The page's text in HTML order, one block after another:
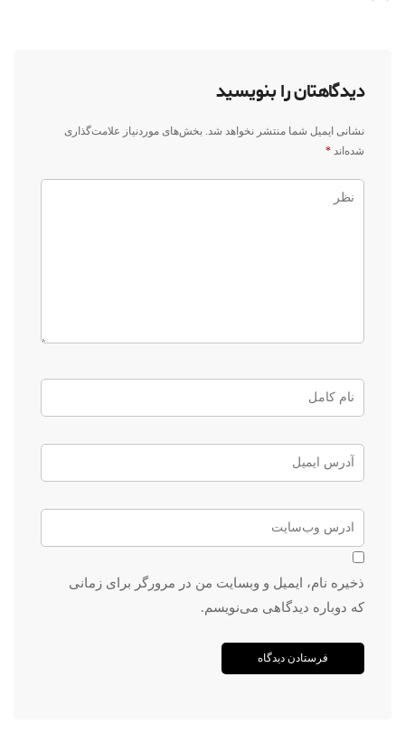
دیدگاهتان را بنویسید
نشانی ایمیل شما منتشر نخواهد شد. بخش‌های موردنیاز علامت‌گذاری
شده‌اند *
ذخیره نام، ایمیل و وبسایت من در مرورگر برای زمانی
که دوباره دیدگاهی می‌نویسم.